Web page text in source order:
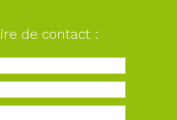
de contact :